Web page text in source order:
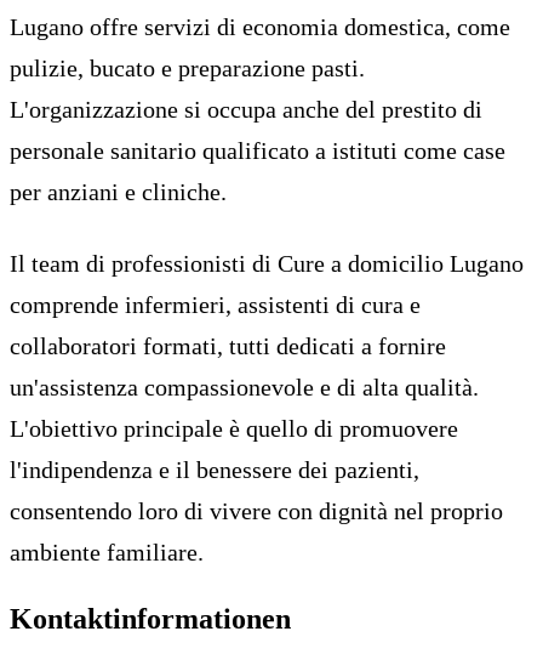
Lugano offre servizi di economia domestica, come
pulizie, bucato e preparazione pasti.
L'organizzazione si occupa anche del prestito di
personale sanitario qualificato a istituti come case
per anziani e cliniche.
Il team di professionisti di Cure a domicilio Lugano
comprende infermieri, assistenti di cura e
collaboratori formati, tutti dedicati a fornire
un'assistenza compassionevole e di alta qualità.
L'obiettivo principale è quello di promuovere
l'indipendenza e il benessere dei pazienti,
consentendo loro di vivere con dignità nel proprio
ambiente familiare.
Kontaktinformationen